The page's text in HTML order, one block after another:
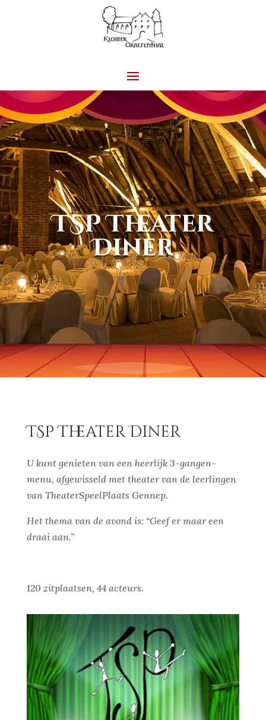
TSP Theater
Diner
TSP Theater Diner
U kunt genieten van een heerlijk 3-gangen-
menu, afgewisseld met theater van de leerlingen
van TheaterSpeelPlaats Gennep.
Het thema van de avond is: “Geef er maar een
draai aan.”
120 zitplaatsen, 44 acteurs.